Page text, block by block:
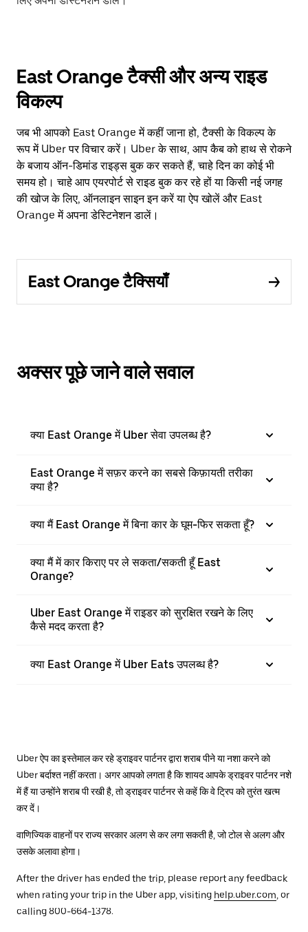
East Orange टैक्सी और अन्य राइड
विकल्प
जब भी आपको East Orange में कहीं जाना हो, टैक्सी के विकल्प के
रूप में Uber पर विचार करें। Uber के साथ, आप कैब को हाथ से रोकने
के बजाय ऑन-डिमांड राइड्स बुक कर सकते हैं, चाहे दिन का कोई भी
समय हो। चाहे आप एयरपोर्ट से राइड बुक कर रहे हों या किसी नई जगह
की खोज के लिए, ऑनलाइन साइन इन करें या ऐप खोलें और East
Orange में अपना डेस्टिनेशन डालें।
East Orange टैक्सियाँ
अक्सर पूछे जाने वाले सवाल
क्या East Orange में Uber सेवा उपलब्ध है?
East Orange में सफ़र करने का सबसे किफ़ायती तरीका
क्या है?
क्या मैं East Orange में बिना कार के घूम-फिर सकता हूँ?
क्या मैं में कार किराए पर ले सकता/सकती हूँ East
Orange?
Uber East Orange में राइडर को सुरक्षित रखने के लिए
कैसे मदद करता है?
क्या East Orange में Uber Eats उपलब्ध है?
Uber ऐप का इस्तेमाल कर रहे ड्राइवर पार्टनर द्वारा शराब पीने या नशा करने को
Uber बर्दाश्त नहीं करता। अगर आपको लगता है कि शायद आपके ड्राइवर पार्टनर नशे
में हैं या उन्होंने शराब पी रखी है, तो ड्राइवर पार्टनर से कहें कि वे ट्रिप को तुरंत खत्म
कर दें।
वाणिज्यिक वाहनों पर राज्य सरकार अलग से कर लगा सकती है, जो टोल से अलग और
उसके अलावा होगा।
After the driver has ended the trip, please report any feedback
when rating your trip in the Uber app, visiting help.uber.com , or
calling 800-664-1378.